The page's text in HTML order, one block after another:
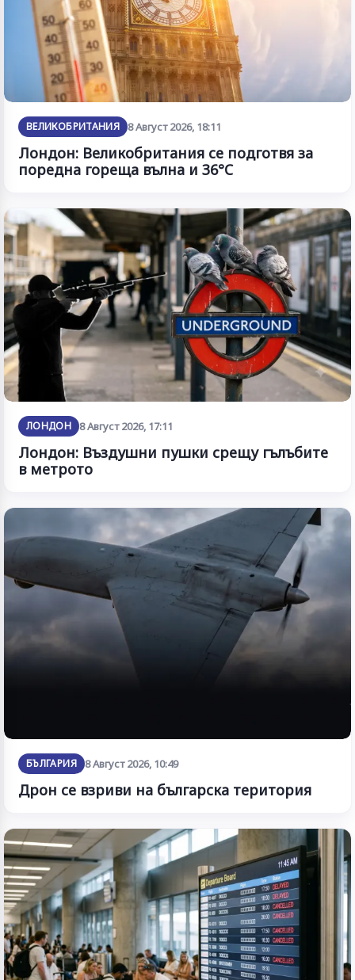
ВЕЛИКОБРИТАНИЯ 8 Август 2026, 18:11
Лондон: Великобритания се подготвя за
поредна гореща вълна и 36°C
ЛОНДОН 8 Август 2026, 17:11
Лондон: Въздушни пушки срещу гълъбите
в метрото
БЪЛГАРИЯ 8 Август 2026, 10:49
Дрон се взриви на българска територия